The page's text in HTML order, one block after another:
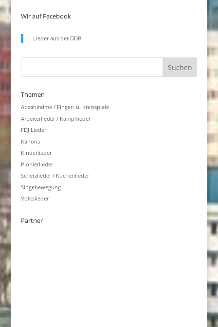
Wir auf Facebook
Lieder aus der DDR
Themen
Abzählreime / Finger- u. Kreisspiele
Arbeiterlieder / Kampflieder
FDJ Lieder
Kanons
Kinderlieder
Pionierlieder
Scherzlieder / Küchenlieder
Singebewegung
Volkslieder
Partner